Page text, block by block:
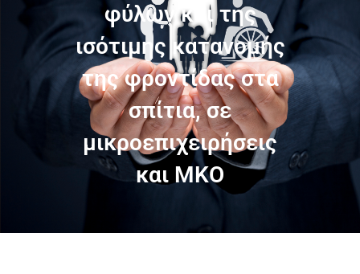
φύλων και της
ισότιμης κατανομής
της φροντίδας στα
σπίτια, σε
μικροεπιχειρήσεις
και ΜΚΟ